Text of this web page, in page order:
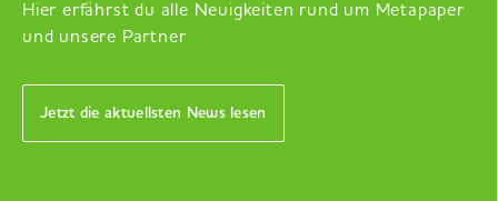
Hier erfährst du alle Neuigkeiten rund um Metapaper
und unsere Partner
Jetzt die aktuellsten News lesen